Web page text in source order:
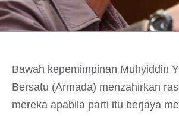
Bawah kepemimpinan Muhyiddin
Bersatu (Armada) menzahirkan
mereka apabila parti itu berjaya